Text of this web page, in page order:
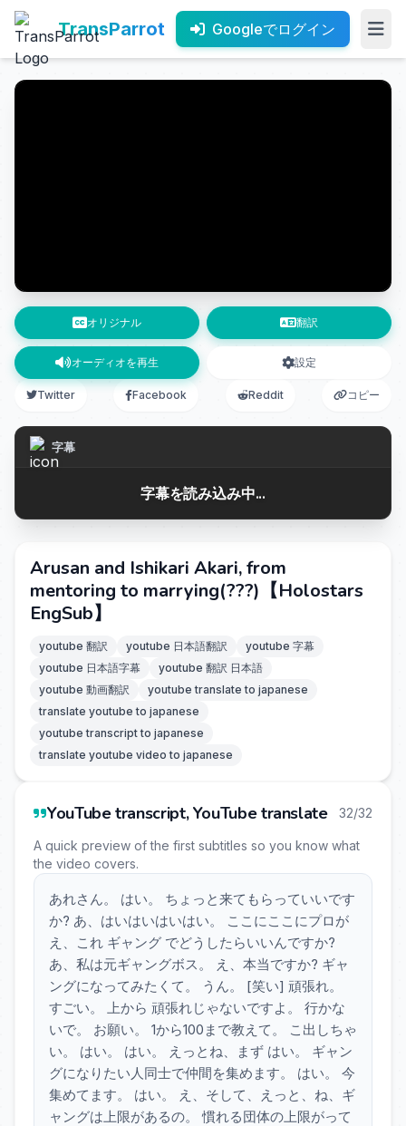
TransParrot Googleでログイン
オリジナル 翻訳
オーディオを再生 設定
Twitter Facebook Reddit コピー
字幕
字幕を読み込み中...
Arusan and Ishikari Akari, from
mentoring to marrying(???)【Holostars
EngSub】
youtube 翻訳 youtube 日本語翻訳
youtube 字幕
youtube 日本語字幕
youtube 翻訳 日本語
youtube 動画翻訳
youtube translate to japanese
translate youtube to japanese
youtube transcript to japanese
translate youtube video to japanese
YouTube transcript, YouTube translate 32/32
A quick preview of the first subtitles so you know what
the video covers.
あれさん。 はい。 ちょっと来てもらっていいです
か? あ、はいはいはいはい。 ここにここにプロが
え、これ ギャング でどうしたらいいんですか?
あ、私は元ギャングボス。 え、本当ですか? ギャ
ングになってみたくて。 うん。 [笑い] 頑張れ。
すごい。 上から 頑張れじゃないですよ。 行かな
いで。 お願い。 1から100まで教えて。 こ出しちゃ
い。 はい。 はい。 えっとね、まず はい。 ギャン
グになりたい人同士で仲間を集めます。 はい。 今
集めてます。 はい。 え、そして、えっと、ね、ギ
ャングは上限があるの。 慣れる団体の上限がって